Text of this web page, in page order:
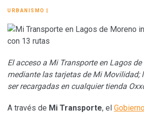
URBANISMO
El acceso a Mi Transporte en Lagos
mediante las tarjetas de Mi Movilidad;
ser recargadas en cualquier tienda
A través de Mi Transporte, el